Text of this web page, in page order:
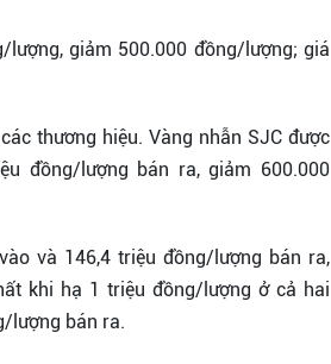
giảm 500.000 đồng/lượng; giá
thương hiệu. Vàng nhẫn SJC được
đồng/lượng bán ra, giảm 600.000
và 146,4 triệu đồng/lượng bán ra,
khi hạ 1 triệu đồng/lượng ở cả hai
lượng bán ra.